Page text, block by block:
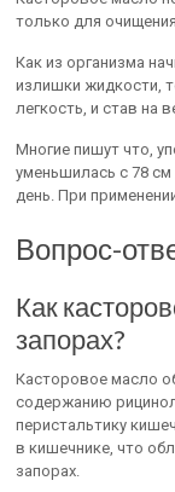
только для очищения
Как из организма
излишки жидкости,
легкость, и став на
Многие пишут что,
уменьшилась с 78
день. При
Вопрос-
Как
запорах?
Касторовое масло
содержанию
перистальтику
в кишечнике, что
запорах.